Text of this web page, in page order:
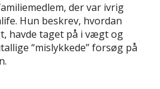
der var ivrig
Hun beskrev, hvordan
havde taget på i vægt og
“mislykkede” forsøg på